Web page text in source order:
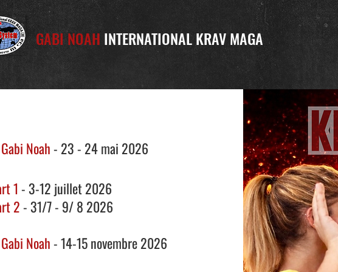
GABI NOAH INTERNATIONAL KRAV MAGA
Noah- 23 - 24 mai 2026
1- 3-12 juillet 2026
2- 31/7 - 9/ 8 2026
Noah-14-15 novembre 2026